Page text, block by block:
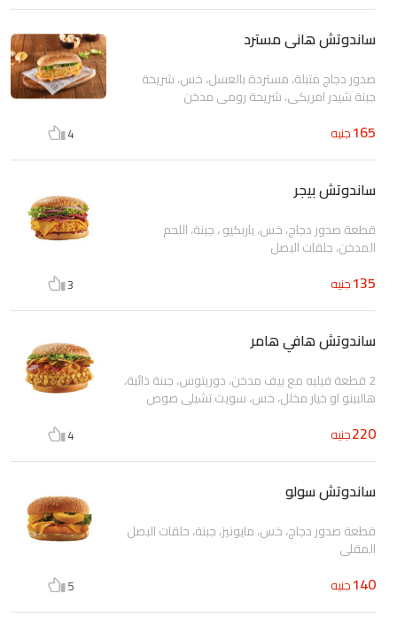
ساندوتش هانى مسترد
صدور دجاج متبلة، مستردة بالعسل، خس، شريحة
جبنة شيدر امريكي، شريحة رومي مدخن
165جنيه 4
ساندوتش بيجر
قطعة صدور دجاج، خس، باربكيو ، جبنة، اللحم
المدخن، حلقات البصل
135جنيه 3
ساندوتش هافي هامر
2 قطعة فيليه مع بيف مدخن، دوريتوس، جبنة ذائبة،
هالبينو او خيار مخلل، خس، سويت تشيلي صوص
220جنيه 4
ساندوتش سولو
قطعة صدور دجاج، خس، مايونيز، جبنة، حلقات البصل
المقلي
140جنيه 5